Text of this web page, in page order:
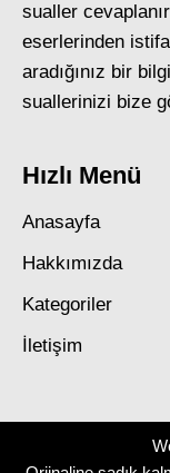
sualler
eserlerinden
aradığınız bir
suallerinizi bize
Hızlı Menü
Anasayfa
Hakkımızda
Kategoriler
İletişim